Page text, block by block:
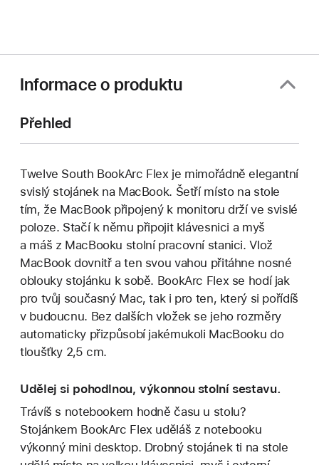
Informace o produktu
Přehled
Twelve South BookArc Flex je mimořádně elegantní
svislý stojánek na MacBook. Šetří místo na stole
tím, že MacBook připojený k monitoru drží ve svislé
poloze. Stačí k němu připojit klávesnici a myš
a máš z MacBooku stolní pracovní stanici. Vlož
MacBook dovnitř a ten svou vahou přitáhne nosné
oblouky stojánku k sobě. BookArc Flex se hodí jak
pro tvůj současný Mac, tak i pro ten, který si pořídíš
v budoucnu. Bez dalších vložek se jeho rozměry
automaticky přizpůsobí jakémukoli MacBooku do
tloušťky 2,5 cm.
Udělej si pohodlnou, výkonnou stolní sestavu.
Trávíš s notebookem hodně času u stolu?
Stojánkem BookArc Flex uděláš z notebooku
výkonný mini desktop. Drobný stojánek ti na stole